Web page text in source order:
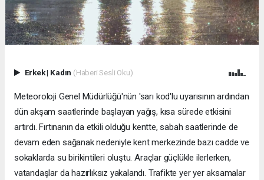
Erkek| Kadın (Haberi Sesli Oku)
Meteoroloji Genel Müdürlüğü'nün 'sarı kod'lu uyarısının ardından
dün akşam saatlerinde başlayan yağış, kısa sürede etkisini
artırdı. Fırtınanın da etkili olduğu kentte, sabah saatlerinde de
devam eden sağanak nedeniyle kent merkezinde bazı cadde ve
sokaklarda su birikintileri oluştu. Araçlar güçlükle ilerlerken,
vatandaşlar da hazırlıksız yakalandı. Trafikte yer yer aksamalar